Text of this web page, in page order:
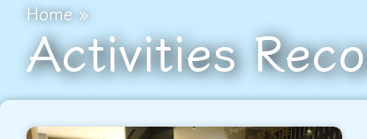
Home»
Activities